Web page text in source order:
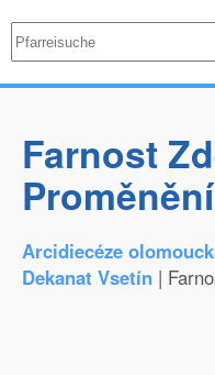
Farnost
Arcidiecéze
Dekanat Vsetín |